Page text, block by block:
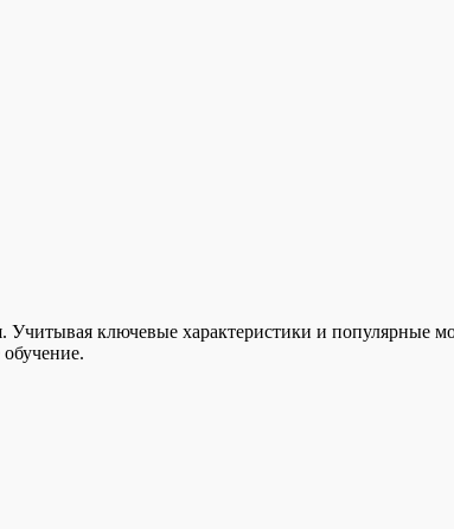
ключевые характеристики и популярные